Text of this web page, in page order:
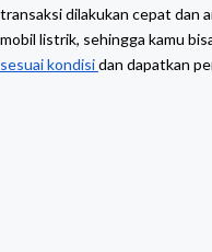
transaksi dilakukan cepat dan
mobil listrik, sehingga kamu
sesuai kondisidan dapatkan